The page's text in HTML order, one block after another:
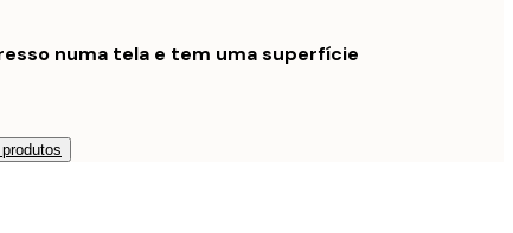
numa tela e tem uma superfície